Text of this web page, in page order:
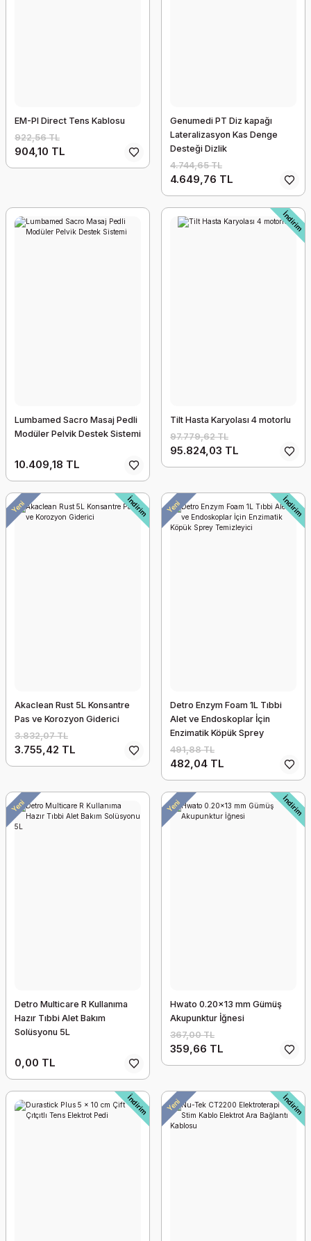
Compex Elastic Strap, 4 adet Elektrot pedi tutucu bandaj
3.603,29 TL
3.531,22 TL
İndirim
Detroderm El Dezenfektanı %70 IPA
253,35 TL
EM-PI Direct Tens Kablosu
922,56 TL
904,10 TL
Genumedi PT Diz kapağı
Lateralizasyon Kas Denge
Desteği Dizlik
4.744,65 TL
4.649,76 TL
Lumbamed Sacro Masaj Pedli
Modüler Pelvik Destek Sistemi
10.409,18 TL
İndirim
Tilt Hasta Karyolası 4 motorlu
97.779,62 TL
95.824,03 TL
Yeni İndirim
Akaclean Rust 5L Konsantre
Pas ve Korozyon Giderici
3.832,07 TL
3.755,42 TL
Yeni İndirim
Detro Enzym Foam 1L Tıbbi
Alet ve Endoskoplar İçin
Enzimatik Köpük Sprey
Temizleyici
491,88 TL
482,04 TL
Yeni
Detro Multicare R Kullanıma
Hazır Tıbbi Alet Bakım
Solüsyonu 5L
0,00 TL
Yeni İndirim
Hwato 0.20x13 mm Gümüş
Akupunktur İğnesi
367,00 TL
359,66 TL
İndirim Yeni İndirim